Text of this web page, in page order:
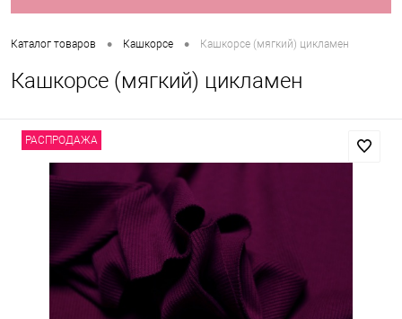
Каталог товаров • Кашкорсе • Кашкорсе (мягкий) цикламен
Кашкорсе (мягкий) цикламен
РАСПРОДАЖА